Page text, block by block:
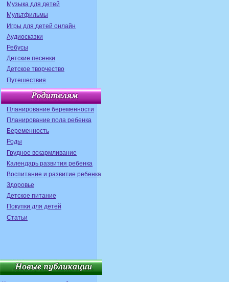
Музыка для детей
Мультфильмы
Игры для детей онлайн
Аудиосказки
Ребусы
Детские песенки
Детское творчество
Путешествия
Планирование беременности
Планирование пола ребенка
Беременность
Роды
Грудное вскармливание
Календарь развития ребенка
Воспитание и развитие ребенка
Здоровье
Детское питание
Покупки для детей
Статьи